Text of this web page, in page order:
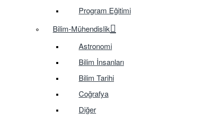
Program Eğitimi
Bilim-Mühendislik
Astronomi
Bilim İnsanları
Bilim Tarihi
Coğrafya
Diğer